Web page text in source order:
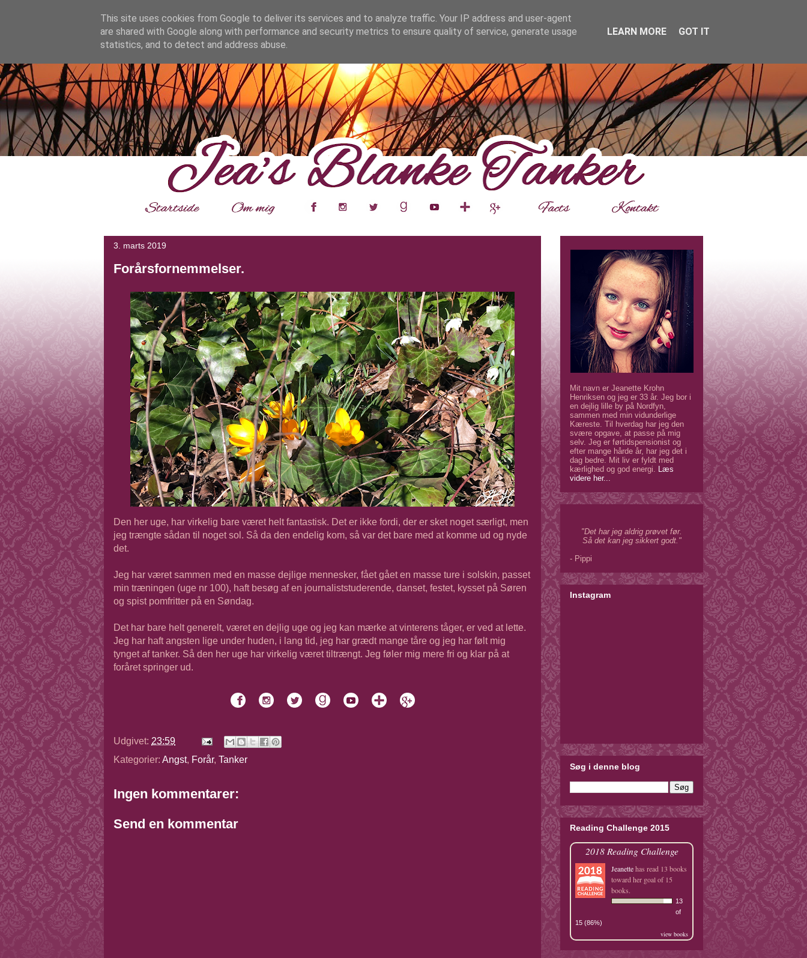
3. marts 2019
Forårsfornemmelser.
Den her uge, har virkelig bare været helt fantastisk. Det er ikke fordi, der er sket noget særligt, men
jeg trængte sådan til noget sol. Så da den endelig kom, så var det bare med at komme ud og nyde
det.
Jeg har været sammen med en masse dejlige mennesker, fået gået en masse ture i solskin, passet
min træningen (uge nr 100), haft besøg af en journaliststuderende, danset, festet, kysset på Søren
og spist pomfritter på en Søndag.
Det har bare helt generelt, været en dejlig uge og jeg kan mærke at vinterens tåger, er ved at lette.
Jeg har haft angsten lige under huden, i lang tid, jeg har grædt mange tåre og jeg har følt mig
tynget af tanker. Så den her uge har virkelig været tiltrængt. Jeg føler mig mere fri og klar på at
foråret springer ud.
Udgivet: 23:59
Kategorier: Angst, Forår, Tanker
Ingen kommentarer:
Send en kommentar
Mit navn er Jeanette Krohn
Henriksen og jeg er 33 år. Jeg bor i
en dejlig lille by på Nordfyn,
sammen med min vidunderlige
Kæreste. Til hverdag har jeg den
svære opgave, at passe på mig
selv. Jeg er førtidspensionist og
efter mange hårde år, har jeg det i
dag bedre. Mit liv er fyldt med
kærlighed og god energi. Læs
videre her...
"Det har jeg aldrig prøvet før.
Så det kan jeg sikkert godt."
- Pippi
Instagram
Søg i denne blog
Reading Challenge 2015
2018 Reading Challenge
Jeanettehas read 13 books
toward her goal of 15
books.
13
of
15 (86%)
view books
This site uses cookies from Google to deliver its services and to analyze traffic. Your IP address and user-agent
are shared with Google along with performance and security metrics to ensure quality of service, generate usage
statistics, and to detect and address abuse.
LEARN MORE GOT IT